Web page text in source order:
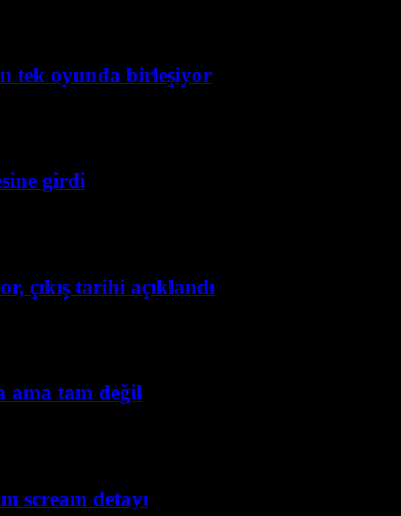
tek oyunda birleşiyor
girdi
çıkış tarihi açıklandı
ama tam değil
scream detayı